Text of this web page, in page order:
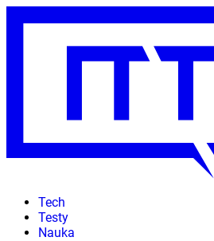
Tech
Testy
Nauka